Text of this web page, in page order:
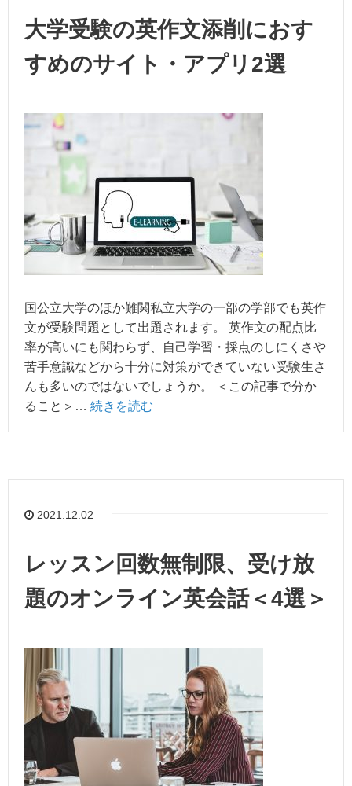
大学受験の英作文添削におす
すめのサイト・アプリ2選
国公立大学のほか難関私立大学の一部の学部でも英作
文が受験問題として出題されます。 英作文の配点比
率が高いにも関わらず、自己学習・採点のしにくさや
苦手意識などから十分に対策ができていない受験生さ
んも多いのではないでしょうか。 ＜この記事で分か
ること＞… 続きを読む
2021.12.02
レッスン回数無制限、受け放
題のオンライン英会話＜4選＞